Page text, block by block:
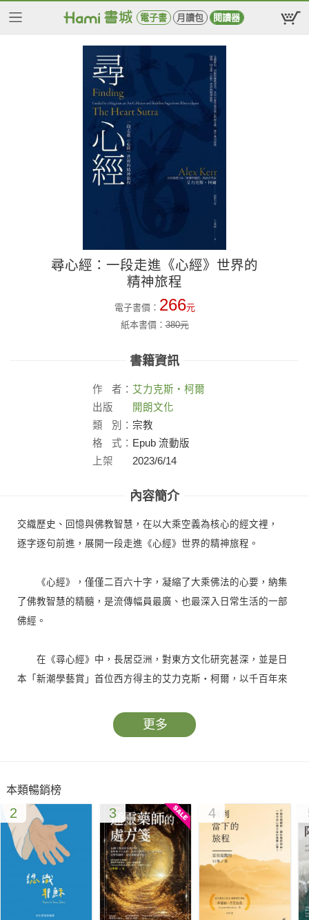
電子書 月讀包 閱讀器
尋心經：一段走進《心經》世界的
精神旅程
電子書價： 266元
紙本書價：380元
書籍資訊
作 者： 艾力克斯‧柯爾
出版
社：
開朗文化
類
別： 宗教
格
式： Epub 流動版
上架
2023/6/14
內容簡介
交織歷史、回憶與佛教智慧，在以大乘空義為核心的經文裡，
逐字逐句前進，展開一段走進《心經》世界的精神旅程。
《心經》，僅僅二百六十字，凝縮了大乘佛法的心要，納集
了佛教智慧的精髓，是流傳幅員最廣、也最深入日常生活的一部
佛經。
在《尋心經》中，長居亞洲，對東方文化研究甚深，並是日
本「新潮學藝賞」首位西方得主的艾力克斯‧柯爾，以千百年來
橫交織，呈現蘊藏思想萬象如無垠寶庫的《心經》，為何能讓每
個人都在當中找到與自己生命歷程緊密相依的連結。
經》時而宏觀大義，時而幽默靈巧，以獨特節奏逐字逐句帶領讀
者悠遊潛行，一探文字最簡短，但奧妙最深微的《心經》背後那
廣袤、幾近無限的精神世界。
更多
本類暢銷榜
2 3 4